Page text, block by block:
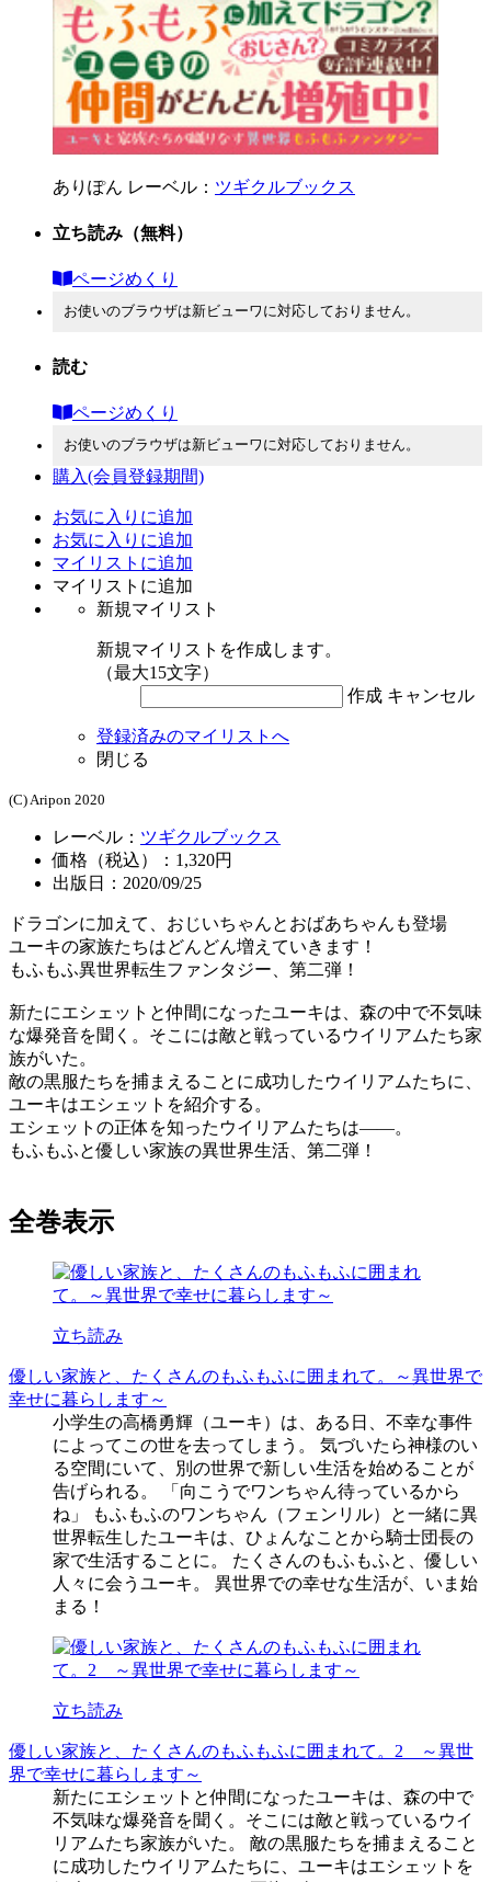
ありぽん レーベル： ツギクルブックス
立ち読み （無料）
ページめくり
お使いのブラウザは新ビューワに対応しておりません。
読む
ページめくり
お使いのブラウザは新ビューワに対応しておりません。
購入(会員登録期間)
お気に入りに追加
お気に入りに追加
マイリストに追加
マイリストに追加
新規マイリスト
新規マイリストを作成します。
（最大15文字）
作成 キャンセル
登録済みのマイリストへ
閉じる
(C) Aripon 2020
レーベル： ツギクルブックス
価格（税込）：1,320円
出版日：2020/09/25
ドラゴンに加えて、おじいちゃんとおばあちゃんも登場
ユーキの家族たちはどんどん増えていきます！
もふもふ異世界転生ファンタジー、第二弾！
新たにエシェットと仲間になったユーキは、森の中で不気味
な爆発音を聞く。そこには敵と戦っているウイリアムたち家
族がいた。
敵の黒服たちを捕まえることに成功したウイリアムたちに、
ユーキはエシェットを紹介する。
エシェットの正体を知ったウイリアムたちは――。
もふもふと優しい家族の異世界生活、第二弾！
全巻表示
立ち読み
優しい家族と、たくさんのもふもふに囲まれて。～異世界で
幸せに暮らします～
小学生の高橋勇輝（ユーキ）は、ある日、不幸な事件
によってこの世を去ってしまう。 気づいたら神様のい
る空間にいて、別の世界で新しい生活を始めることが
告げられる。 「向こうでワンちゃん待っているから
ね」 もふもふのワンちゃん（フェンリル）と一緒に異
世界転生したユーキは、ひょんなことから騎士団長の
家で生活することに。 たくさんのもふもふと、優しい
人々に会うユーキ。 異世界での幸せな生活が、いま始
まる！
立ち読み
優しい家族と、たくさんのもふもふに囲まれて。2 ～異世
界で幸せに暮らします～
新たにエシェットと仲間になったユーキは、森の中で
不気味な爆発音を聞く。そこには敵と戦っているウイ
リアムたち家族がいた。 敵の黒服たちを捕まえること
に成功したウイリアムたちに、ユーキはエシェットを